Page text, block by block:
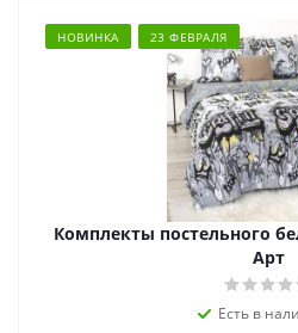
НОВИНКА 23 ФЕВРАЛЯ
Комплекты постельного
Арт
Есть в